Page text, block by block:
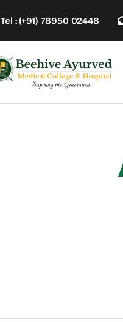
Tel : (+91) 78950 02448